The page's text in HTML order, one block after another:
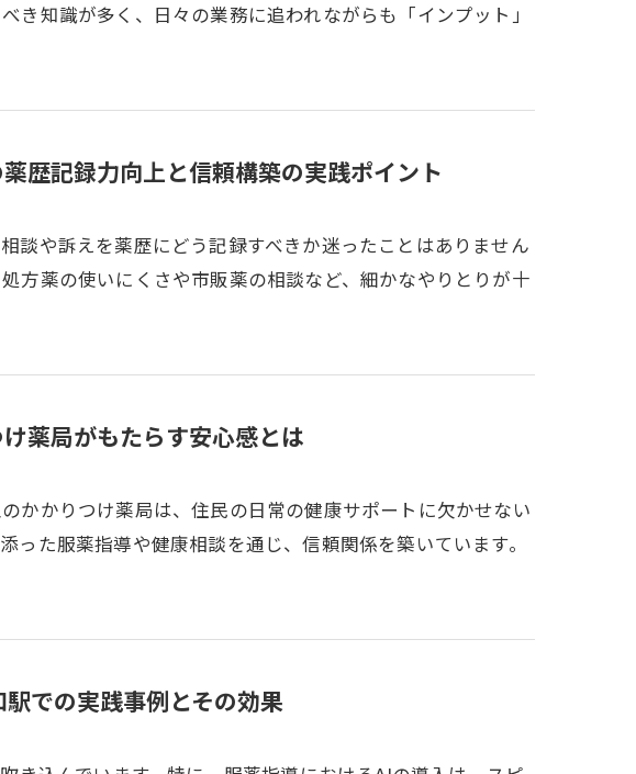
き知識が多く、日々の業務に追われながらも「インプット」
歴記録力向上と信頼構築の実践ポイント
談や訴えを薬歴にどう記録すべきか迷ったことはありません
方薬の使いにくさや市販薬の相談など、細かなやりとりが十
薬局がもたらす安心感とは
かかりつけ薬局は、住民の日常の健康サポートに欠かせない
った服薬指導や健康相談を通じ、信頼関係を築いています。
での実践事例とその効果